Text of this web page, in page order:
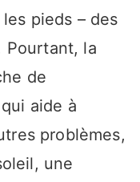
pieds – des
Pourtant, la
de
aide à
problèmes,
une